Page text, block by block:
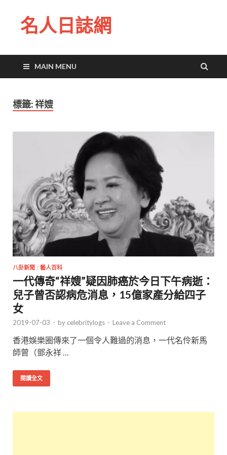
名人日誌網
MAIN MENU
標籤: 祥嫂
八卦新聞 / 藝人百科
一代傳奇“祥嫂”疑因肺癌於今日下午病逝：
兒子曾否認病危消息，15億家產分給四子
女
2019-07-03 - by celebritylogs - Leave a Comment
香港娛樂圈傳來了一個令人難過的消息，一代名伶新馬
師曾（鄧永祥 …
閱讀全文